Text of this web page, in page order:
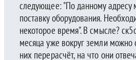
следующее: "По данному
поставку оборудования.
некоторое время". В смысле?
месяца уже вокруг земли можно
них перерасчёт, на что они